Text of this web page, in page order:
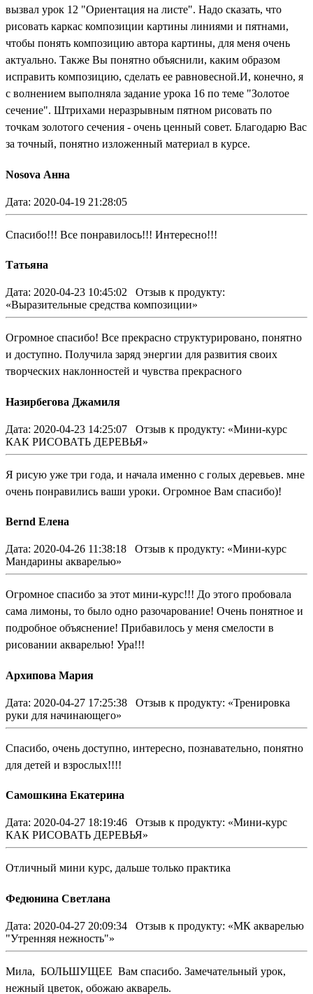
вызвал урок 12 "Ориентация на листе". Надо сказать, что
рисовать каркас композиции картины линиями и пятнами,
чтобы понять композицию автора картины, для меня очень
актуально. Также Вы понятно объяснили, каким образом
исправить композицию, сделать ее равновесной.И, конечно, я
с волнением выполняла задание урока 16 по теме "Золотое
сечение". Штрихами неразрывным пятном рисовать по
точкам золотого сечения - очень ценный совет. Благодарю Вас
за точный, понятно изложенный материал в курсе.
Nosova Анна
Дата: 2020-04-19 21:28:05
Спасибо!!! Все понравилось!!! Интересно!!!
Татьяна
Дата: 2020-04-23 10:45:02
Отзыв к продукту:
«Выразительные средства композиции»
Огромное спасибо! Все прекрасно структурировано, понятно
и доступно. Получила заряд энергии для развития своих
творческих наклонностей и чувства прекрасного
Назирбегова Джамиля
Дата: 2020-04-23 14:25:07
Отзыв к продукту: «Мини-курс
КАК РИСОВАТЬ ДЕРЕВЬЯ»
Я рисую уже три года, и начала именно с голых деревьев. мне
очень понравились ваши уроки. Огромное Вам спасибо)!
Bernd Елена
Дата: 2020-04-26 11:38:18
Отзыв к продукту: «Мини-курс
Мандарины акварелью»
Огромное спасибо за этот мини-курс!!! До этого пробовала
сама лимоны, то было одно разочарование! Очень понятное и
подробное объяснение! Прибавилось у меня смелости в
рисовании акварелью! Ура!!!
Архипова Мария
Дата: 2020-04-27 17:25:38
Отзыв к продукту: «Тренировка
руки для начинающего»
Спасибо, очень доступно, интересно, познавательно, понятно
для детей и взрослых!!!!
Самошкина Екатерина
Дата: 2020-04-27 18:19:46
Отзыв к продукту: «Мини-курс
КАК РИСОВАТЬ ДЕРЕВЬЯ»
Отличный мини курс, дальше только практика
Федюнина Светлана
Дата: 2020-04-27 20:09:34
Отзыв к продукту: «МК акварелью
"Утренняя нежность"»
Мила, БОЛЬШУЩЕЕ Вам спасибо. Замечательный урок,
нежный цветок, обожаю акварель.